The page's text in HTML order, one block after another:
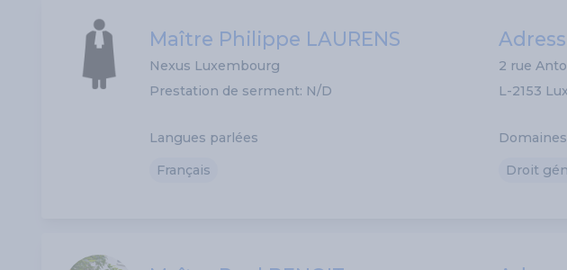
Maître Philippe LAURENS
Nexus Luxembourg
Prestation de serment: N/D
2 rue
L-2153
Langues parlées
Français
Droit